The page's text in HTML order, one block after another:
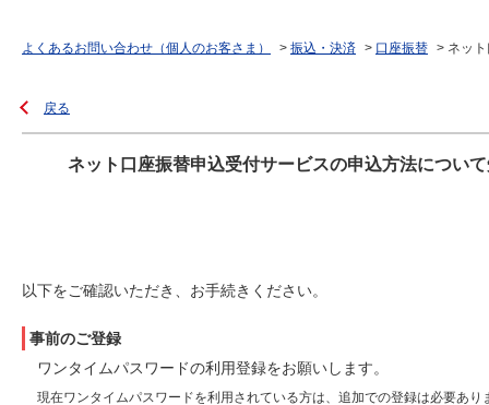
よくあるお問い合わせ（個人のお客さま） > 振込・決済 > 口座振替 > ネッ
戻る
ネット口座振替申込受付サービスの申込方法につい
以下をご確認いただき、お手続きください。
事前のご登録
ワンタイムパスワードの利用登録をお願いします。
現在ワンタイムパスワードを利用されている方は、追加での登録は必要あり